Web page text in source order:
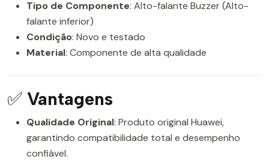
Tipo de Componente: Alto-falante Buzzer (Alto-
falante inferior)
Condição: Novo e testado
Material: Componente de alta qualidade
✅ Vantagens
Qualidade Original: Produto original Huawei,
garantindo compatibilidade total e desempenho
confiável.